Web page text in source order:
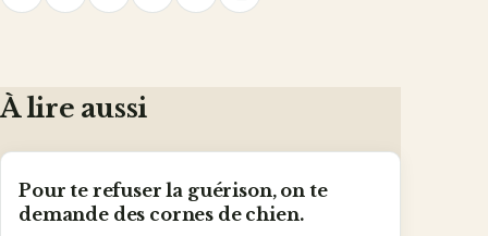
PartagerPartagerPartagerPartagerPartager
le
À lire aussi
Pour te refuser la guérison, on te
demande des cornes de chien.